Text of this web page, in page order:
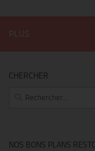
CHERCHER
Rechercher :
NOS BONS PLANS